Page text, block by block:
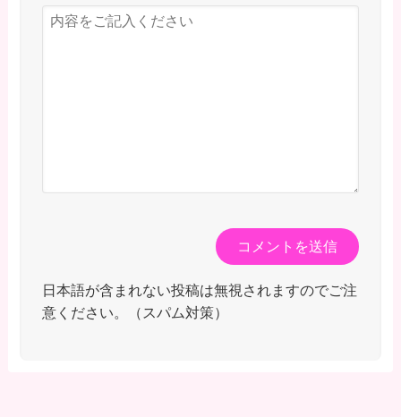
日本語が含まれない投稿は無視されますのでご注
意ください。（スパム対策）